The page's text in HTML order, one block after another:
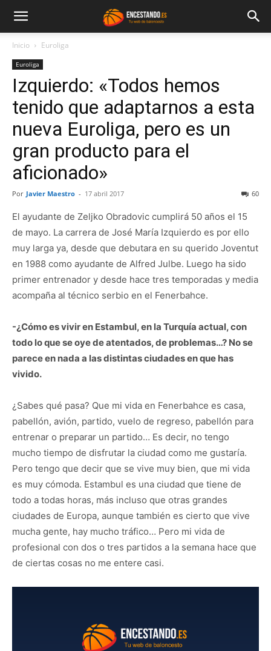
Inicio Euroliga
Euroliga
Izquierdo: «Todos hemos
tenido que adaptarnos a esta
nueva Euroliga, pero es un
gran producto para el
aficionado»
Por Javier Maestro - 17 abril 2017 60
El ayudante de Zeljko Obradovic cumplirá 50 años el 15
de mayo. La carrera de José María Izquierdo es por ello
muy larga ya, desde que debutara en su querido Joventut
en 1988 como ayudante de Alfred Julbe. Luego ha sido
primer entrenador y desde hace tres temporadas y media
acompaña al técnico serbio en el Fenerbahce.
-¿Cómo es vivir en Estambul, en la Turquía actual, con
todo lo que se oye de atentados, de problemas…? No se
parece en nada a las distintas ciudades en que has
vivido.
¿Sabes qué pasa? Que mi vida en Fenerbahce es casa,
pabellón, avión, partido, vuelo de regreso, pabellón para
entrenar o preparar un partido… Es decir, no tengo
mucho tiempo de disfrutar la ciudad como me gustaría.
Pero tengo que decir que se vive muy bien, que mi vida
es muy cómoda. Estambul es una ciudad que tiene de
todo a todas horas, más incluso que otras grandes
ciudades de Europa, aunque también es cierto que vive
mucha gente, hay mucho tráfico… Pero mi vida de
profesional con dos o tres partidos a la semana hace que
de ciertas cosas no me entere casi.